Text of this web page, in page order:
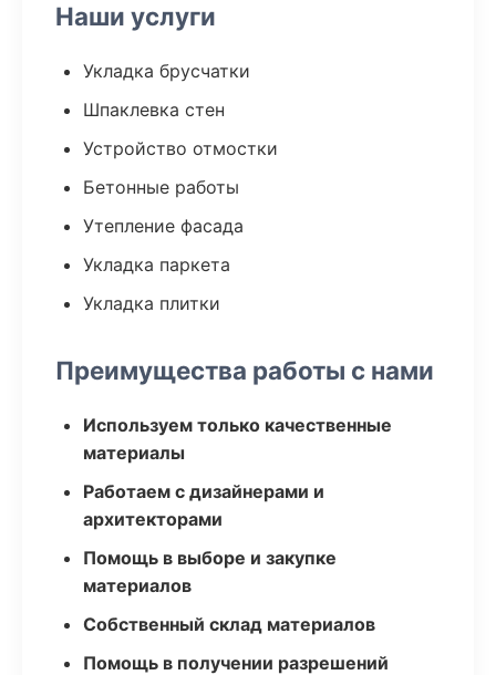
Наши услуги
Укладка брусчатки
Шпаклевка стен
Устройство отмостки
Бетонные работы
Утепление фасада
Укладка паркета
Укладка плитки
Преимущества работы с нами
Используем только качественные
материалы
Работаем с дизайнерами и
архитекторами
Помощь в выборе и закупке
материалов
Собственный склад материалов
Помощь в получении разрешений